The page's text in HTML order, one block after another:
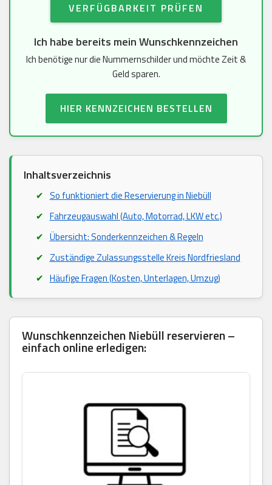
VERFÜGBARKEIT PRÜFEN
Ich habe bereits mein Wunschkennzeichen
Ich benötige nur die Nummernschilder und möchte Zeit &
Geld sparen.
HIER KENNZEICHEN BESTELLEN
Inhaltsverzeichnis
So funktioniert die Reservierung in Niebüll
Fahrzeugauswahl (Auto, Motorrad, LKW etc.)
Übersicht: Sonderkennzeichen & Regeln
Zuständige Zulassungsstelle Kreis Nordfriesland
Häufige Fragen (Kosten, Unterlagen, Umzug)
Wunschkennzeichen Niebüll reservieren –
einfach online erledigen: